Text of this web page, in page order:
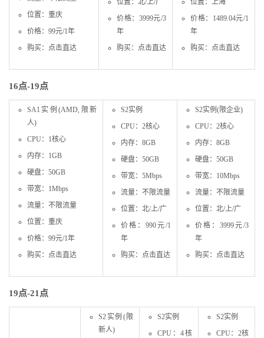
位置：重庆
价格：99元/1年
购买：点击直达
位置：北/上/广
价格：3999元/3
年
购买：点击直达
位置：上海
价格：1489.04元/1
年
购买：点击直达
16点-19点
SA1实例(AMD,限新
人)
CPU：1核心
内存：1GB
硬盘：50GB
带宽：1Mbps
流量：不限流量
位置：重庆
价格：99元/1年
购买：点击直达
S2实例
CPU：2核心
内存：8GB
硬盘：50GB
带宽：5Mbps
流量：不限流量
位置：北/上/广
价格：990元/1
年
购买：点击直达
S2实例(限企业)
CPU：2核心
内存：8GB
硬盘：50GB
带宽：10Mbps
流量：不限流量
位置：北/上/广
价格：3999元/3
年
购买：点击直达
19点-21点
S2实例(限
新人)
S2实例
CPU：4核
S2实例
CPU：2核